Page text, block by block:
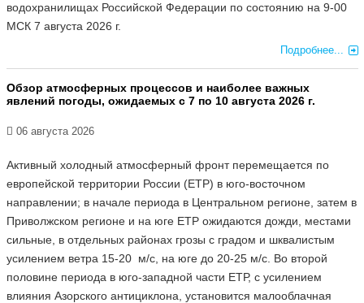
водохранилищах Российской Федерации по состоянию на 9-00
МСК 7 августа 2026 г.
Подробнее...
Обзор атмосферных процессов и наиболее важных
явлений погоды, ожидаемых с 7 по 10 августа 2026 г.
06 августа 2026
Активный холодный атмосферный фронт перемещается по
европейской территории России (ЕТР) в юго-восточном
направлении; в начале периода в Центральном регионе, затем в
Приволжском регионе и на юге ЕТР ожидаются дожди, местами
сильные, в отдельных районах грозы с градом и шквалистым
усилением ветра 15-20 м/с, на юге до 20-25 м/с. Во второй
половине периода в юго-западной части ЕТР, с усилением
влияния Азорского антициклона, установится малооблачная